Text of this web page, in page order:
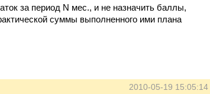
за период N мес., и не назначить баллы,
суммы выполненного ими плана
2010-05-19 15:05:14